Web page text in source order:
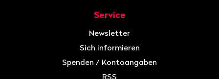
Service
Newsletter
Sich informieren
Spenden / Kontoangaben
RSS